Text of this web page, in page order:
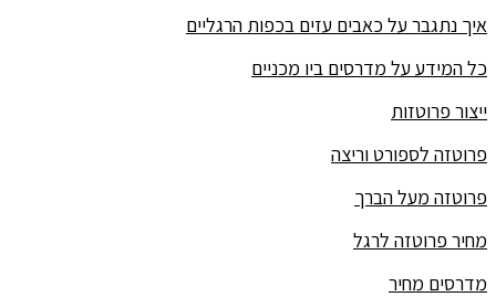
איך נתגבר על כאבים עזים בכפות הרגליים
כל המידע על מדרסים ביו מכניים
ייצור פרוטזות
פרוטזה לספורט וריצה
פרוטזה מעל הברך
מחיר פרוטזה לרגל
מדרסים מחיר